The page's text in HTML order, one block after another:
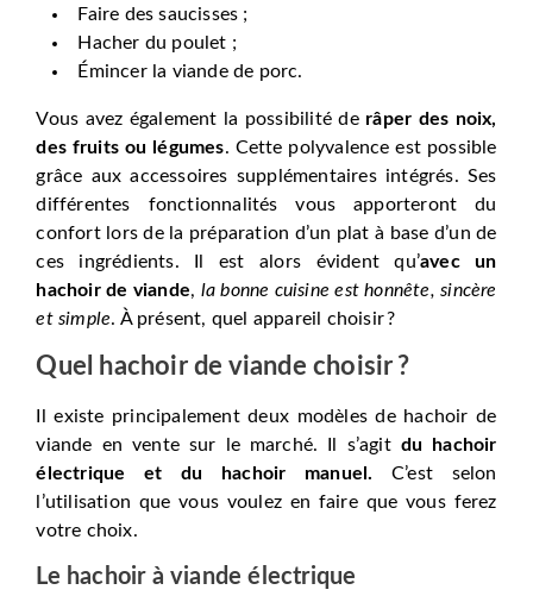
Faire des saucisses ;
Hacher du poulet ;
Émincer la viande de porc.
Vous avez également la possibilité de râper des noix,
des fruits ou légumes. Cette polyvalence est possible
grâce aux accessoires supplémentaires intégrés. Ses
différentes fonctionnalités vous apporteront du
confort lors de la préparation d’un plat à base d’un de
ces ingrédients. Il est alors évident qu’avec un
hachoir de viande, la bonne cuisine est honnête, sincère
et simple. À présent, quel appareil choisir ?
Quel hachoir de viande choisir ?
Il existe principalement deux modèles de hachoir de
viande en vente sur le marché. Il s’agit du hachoir
électrique et du hachoir manuel. C’est selon
l’utilisation que vous voulez en faire que vous ferez
votre choix.
Le hachoir à viande électrique